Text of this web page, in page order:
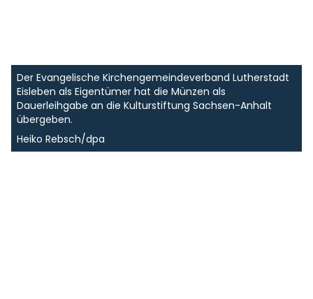
Der Evangelische Kirchengemeindeverband Lutherstadt
Eisleben als Eigentümer hat die Münzen als
Dauerleihgabe an die Kulturstiftung Sachsen-Anhalt
übergeben.
Heiko Rebsch/dpa